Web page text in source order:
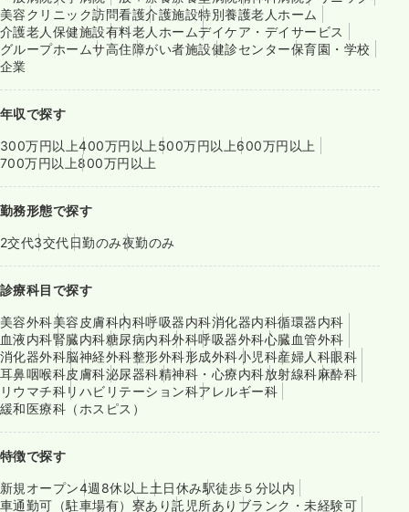
美容クリニック訪問看護介護施設特別養護老人ホーム
介護老人保健施設有料老人ホームデイケア・デイサービス
グループホームサ高住障がい者施設健診センター保育園・学校
企業
年収で探す
300万円以上400万円以上 500万円以上600万円以上
700万円以上800万円以上
勤務形態で探す
2交代3交代日勤のみ夜勤のみ
診療科目で探す
美容外科美容皮膚科内科呼吸器内科消化器内科循環器内科
血液内科腎臓内科糖尿病内科外科呼吸器外科心臓血管外科
消化器外科脳神経外科整形外科形成外科小児科産婦人科眼科
耳鼻咽喉科皮膚科泌尿器科精神科・心療内科放射線科麻酔科
リウマチ科リハビリテーション科アレルギー科
緩和医療科（ホスピス）
特徴で探す
新規オープン4週8休以上 土日休み駅徒歩５分以内
車通勤可（駐車場有） 寮あり託児所あり ブランク・未経験可